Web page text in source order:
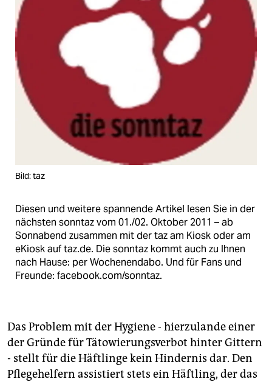
Bild: taz
Diesen und weitere spannende Artikel lesen Sie in der
nächsten sonntaz vom 01./02. Oktober 2011 – ab
Sonnabend zusammen mit der taz am Kiosk oder am
eKiosk auf taz.de. Die sonntaz kommt auch zu Ihnen
nach Hause: per Wochenendabo. Und für Fans und
Freunde: facebook.com/sonntaz.
Das Problem mit der Hygiene - hierzulande einer
der Gründe für Tätowierungsverbot hinter Gittern
- stellt für die Häftlinge kein Hindernis dar. Den
Pflegehelfern assistiert stets ein Häftling, der das